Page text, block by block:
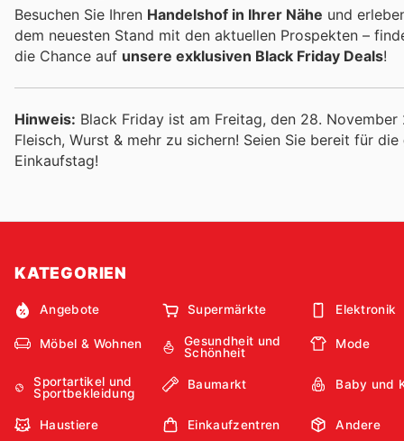
Besuchen Sie Ihren Handelshof in Ihrer Nähe und
dem neuesten Stand mit den aktuellen Prospekten –
die Chance auf unsere exklusiven Black Friday Deals!
Hinweis: Black Friday ist am Freitag, den 28.
Fleisch, Wurst & mehr zu sichern! Seien Sie bereit für die
Einkaufstag!
KATEGORIEN
Angebote Supermärkte Elektronik
Möbel & Wohnen
Gesundheit und
Schönheit
Mode
Sportartikel und
Sportbekleidung
Baumarkt Baby und
Haustiere Einkaufzentren Andere